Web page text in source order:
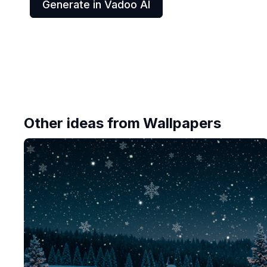
Generate in Vadoo AI
Other ideas from Wallpapers